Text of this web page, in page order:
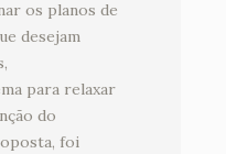
os planos de
desejam
para relaxar
do
foi